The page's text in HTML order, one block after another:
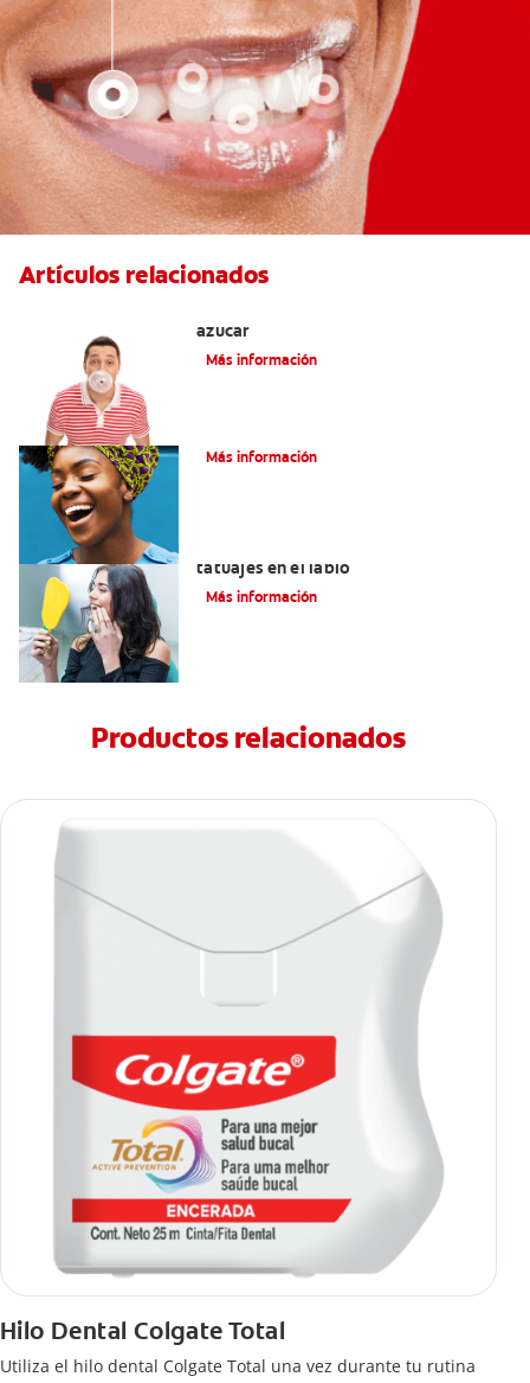
Artículos relacionados
azúcar
Más información
Más información
tatuajes en el labio
Más información
Productos relacionados
Hilo Dental Colgate Total
Utiliza el hilo dental Colgate Total una vez durante tu rutina